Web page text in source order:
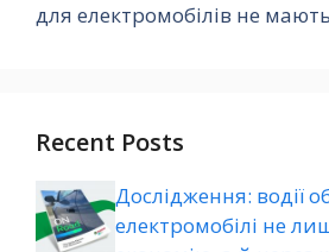
для електромобілів не
Recent Posts
Дослідження: водії
електромобілі не